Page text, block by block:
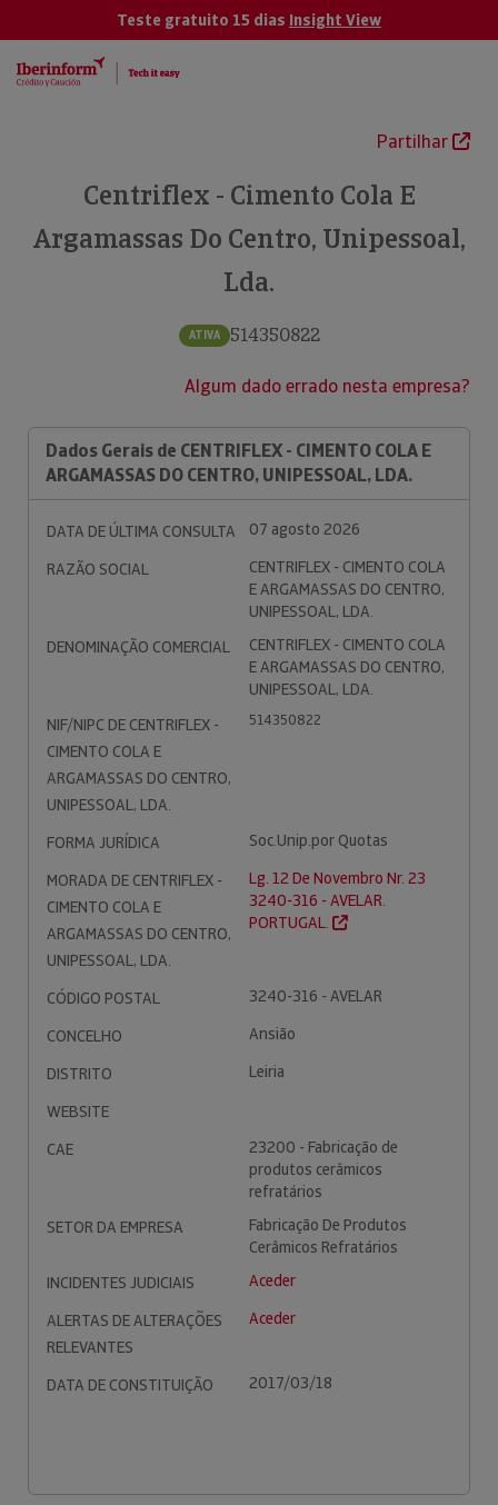
Teste gratuito 15 dias Insight View
Partilhar
Centriflex - Cimento Cola E
Argamassas Do Centro, Unipessoal,
Lda.
ATIVA 514350822
Algum dado errado nesta empresa?
Dados Gerais de CENTRIFLEX - CIMENTO COLA E
ARGAMASSAS DO CENTRO, UNIPESSOAL, LDA.
DATA DE ÚLTIMA CONSULTA
07 agosto 2026
RAZÃO SOCIAL
CENTRIFLEX - CIMENTO COLA
E ARGAMASSAS DO CENTRO,
UNIPESSOAL, LDA.
DENOMINAÇÃO COMERCIAL
CENTRIFLEX - CIMENTO COLA
E ARGAMASSAS DO CENTRO,
UNIPESSOAL, LDA.
NIF/NIPC DE CENTRIFLEX -
CIMENTO COLA E
ARGAMASSAS DO CENTRO,
UNIPESSOAL, LDA.
514350822
FORMA JURÍDICA
Soc.Unip.por Quotas
MORADA DE CENTRIFLEX -
CIMENTO COLA E
ARGAMASSAS DO CENTRO,
UNIPESSOAL, LDA.
Lg. 12 De Novembro Nr. 23
3240-316 - AVELAR.
PORTUGAL.
CÓDIGO POSTAL
3240-316 - AVELAR
CONCELHO
Ansião
DISTRITO
Leiria
WEBSITE
CAE
23200 - Fabricação de
produtos cerâmicos
refratários
SETOR DA EMPRESA
Fabricação De Produtos
Cerâmicos Refratários
INCIDENTES JUDICIAIS
Aceder
ALERTAS DE ALTERAÇÕES
RELEVANTES
Aceder
DATA DE CONSTITUIÇÃO 2017/03/18